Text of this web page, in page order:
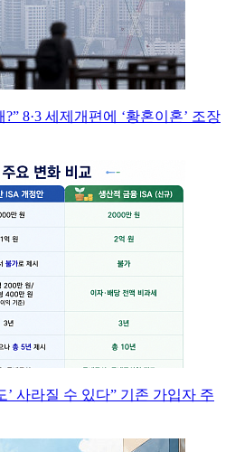
8·3 세제개편에 ‘황혼이혼’ 조장
’ 사라질 수 있다” 기존 가입자 주